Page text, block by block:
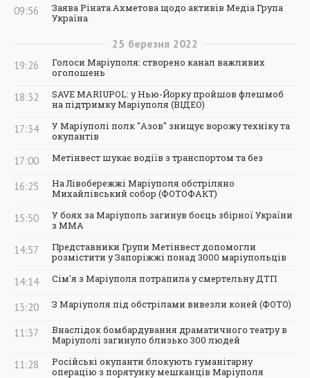
09:56
Заява Ріната Ахметова щодо активів Медіа Група
Україна
25 березня 2022
19:26
Голоси Маріуполя: створено канал важливих
оголошень
18:32
SAVE MARIUPOL: у Нью-Йорку пройшов флешмоб
на підтримку Маріуполя (ВІДЕО)
17:34
У Маріуполі полк "Азов" знищує ворожу техніку та
окупантів
17:00 Метінвест шукає водіїв з транспортом та без
16:25
На Лівобережжі Маріуполя обстріляно
Михайлівський собор (ФОТОФАКТ)
15:50
У боях за Маріуполь загинув боєць збірної України
з ММА
14:57
Представники Групи Метінвест допомогли
розмістити у Запоріжжі понад 3000 маріупольців
14:14 Сім'я з Маріуполя потрапила у смертельну ДТП
13:20 З Маріуполя під обстрілами вивезли коней (ФОТО)
11:37
Внаслідок бомбардування драматичного театру в
Маріуполі загинуло близько 300 людей
11:28
Російські окупанти блокують гуманітарну
операцію з порятунку мешканців Маріуполя